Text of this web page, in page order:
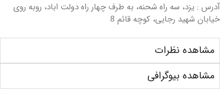
سه راه شحنه، به طرف چهار راه دولت اباد، روبه روی
رجایی، کوچه قائم 8
نظرات
بیوگرافی